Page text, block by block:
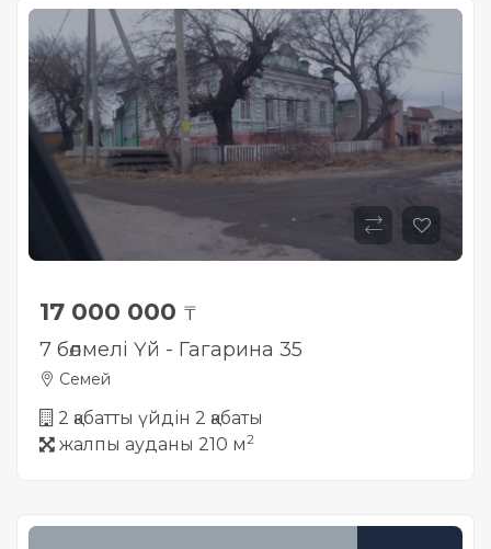
17 000 000 ₸
7 бөлмелі Үй - Гагарина 35
Семей
2 қабатты үйдін 2 қабаты
жалпы ауданы 210 м2